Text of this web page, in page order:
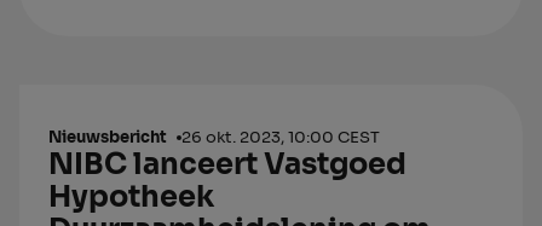
Nieuwsbericht 26 okt. 2023, 10:00 CEST
NIBC lanceert Vastgoed
Hypotheek